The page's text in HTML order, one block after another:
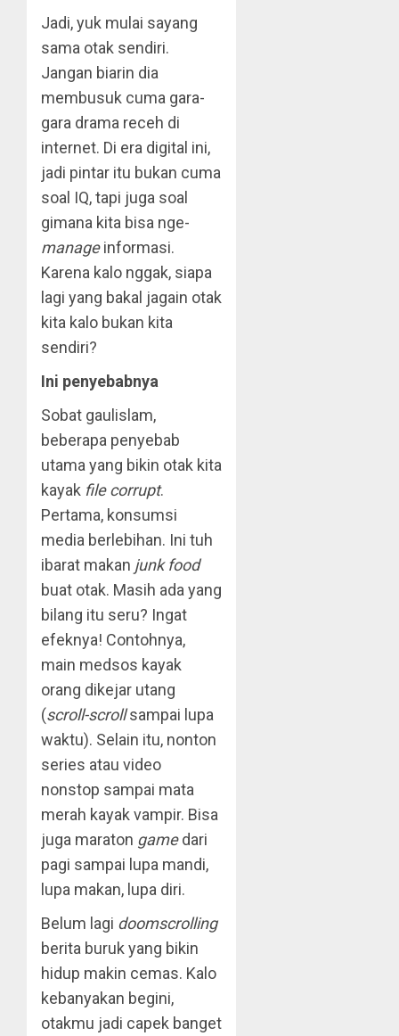
Jadi, yuk mulai sayang
sama otak sendiri.
Jangan biarin dia
membusuk cuma gara-
gara drama receh di
internet. Di era digital ini,
jadi pintar itu bukan cuma
soal IQ, tapi juga soal
gimana kita bisa nge-
manageinformasi.
Karena kalo nggak, siapa
lagi yang bakal jagain otak
kita kalo bukan kita
sendiri?
Ini penyebabnya
Sobat gaulislam,
beberapa penyebab
utama yang bikin otak kita
kayak file corrupt.
Pertama, konsumsi
media berlebihan. Ini tuh
ibarat makan junk food
buat otak. Masih ada yang
bilang itu seru? Ingat
efeknya! Contohnya,
main medsos kayak
orang dikejar utang
(scroll-scrollsampai lupa
waktu). Selain itu, nonton
series atau video
nonstop sampai mata
merah kayak vampir. Bisa
juga maraton gamedari
pagi sampai lupa mandi,
lupa makan, lupa diri.
Belum lagi doomscrolling
berita buruk yang bikin
hidup makin cemas. Kalo
kebanyakan begini,
otakmu jadi capek banget